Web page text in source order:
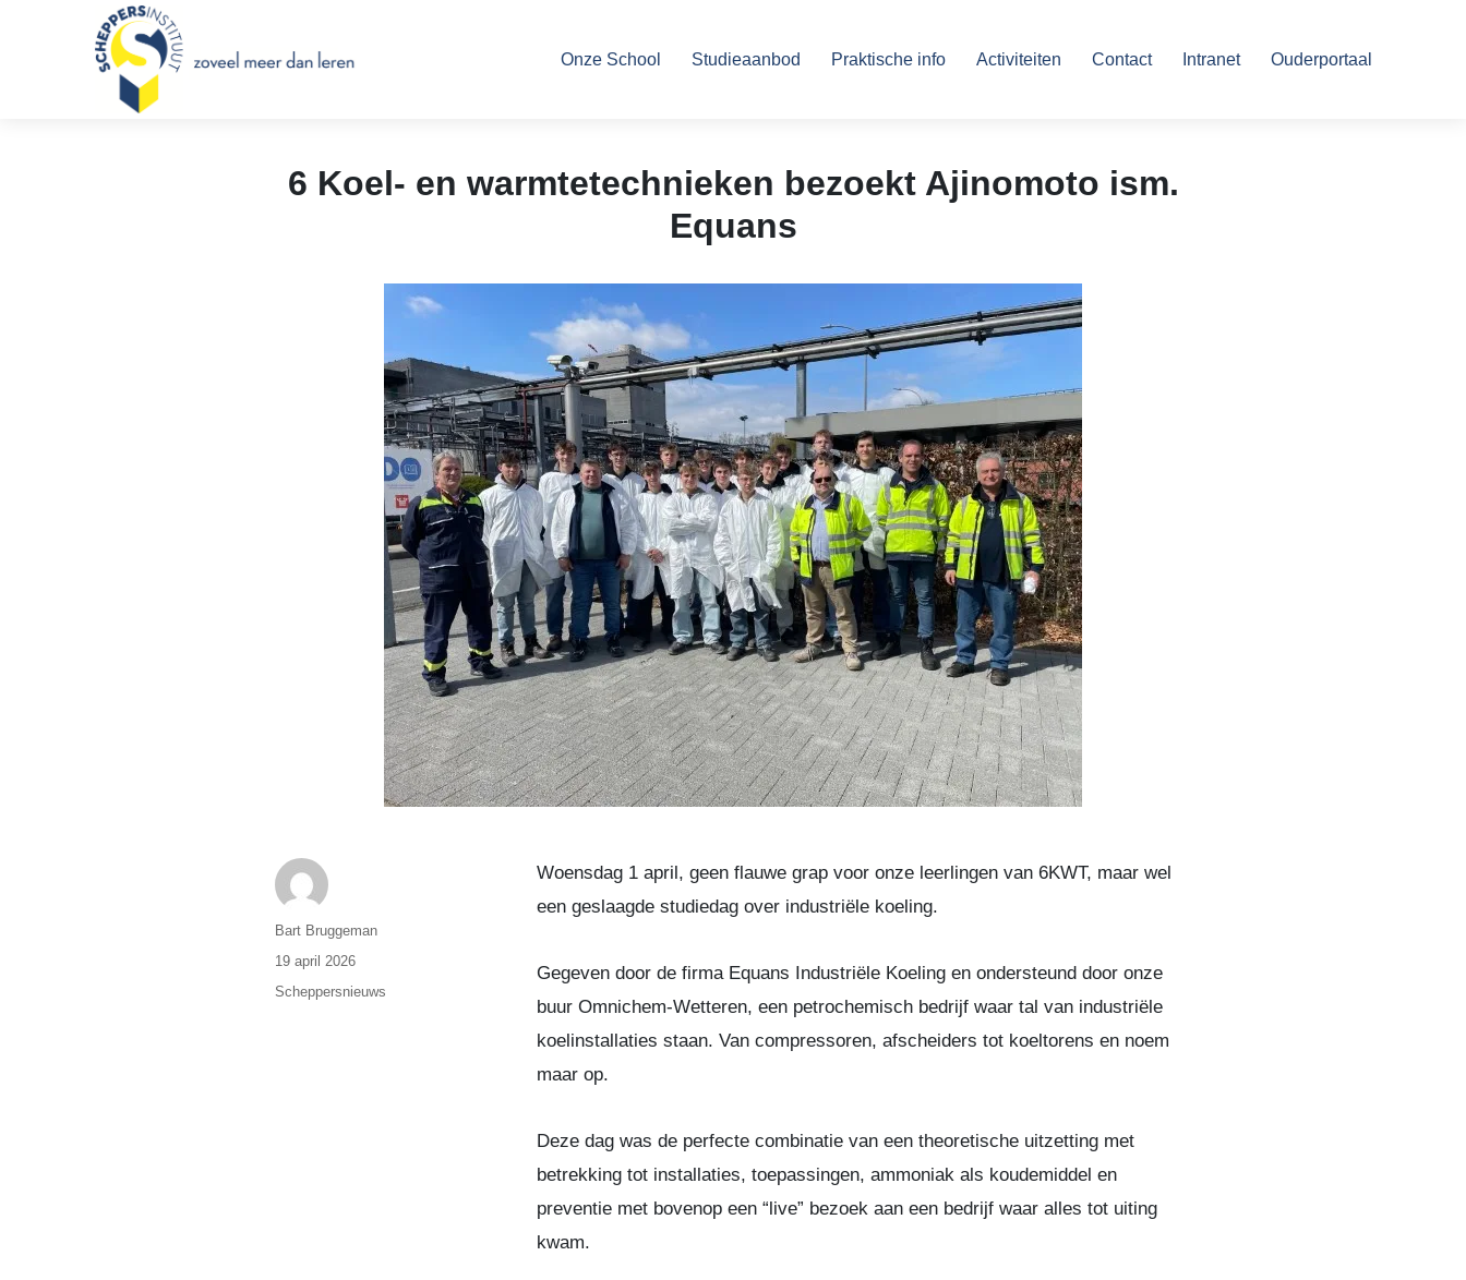
Onze School Studieaanbod Praktische info Activiteiten Contact Intranet Ouderportaal
6 Koel- en warmtetechnieken bezoekt Ajinomoto ism.
Equans
Woensdag 1 april, geen flauwe grap voor onze leerlingen van 6KWT, maar wel
een geslaagde studiedag over industriële koeling.
Gegeven door de firma Equans Industriële Koeling en ondersteund door onze
buur Omnichem-Wetteren, een petrochemisch bedrijf waar tal van industriële
koelinstallaties staan. Van compressoren, afscheiders tot koeltorens en noem
maar op.
Deze dag was de perfecte combinatie van een theoretische uitzetting met
betrekking tot installaties, toepassingen, ammoniak als koudemiddel en
preventie met bovenop een “live” bezoek aan een bedrijf waar alles tot uiting
kwam.
Author
Bart Bruggeman
Posted
on
19 april 2026
Categories
Scheppersnieuws